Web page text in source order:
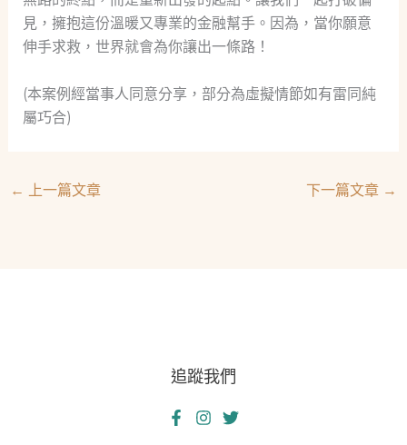
見，擁抱這份溫暖又專業的金融幫手。因為，當你願意
伸手求救，世界就會為你讓出一條路！
(本案例經當事人同意分享，部分為虛擬情節如有雷同純
屬巧合)
← 上一篇文章 下一篇文章 →
追蹤我們